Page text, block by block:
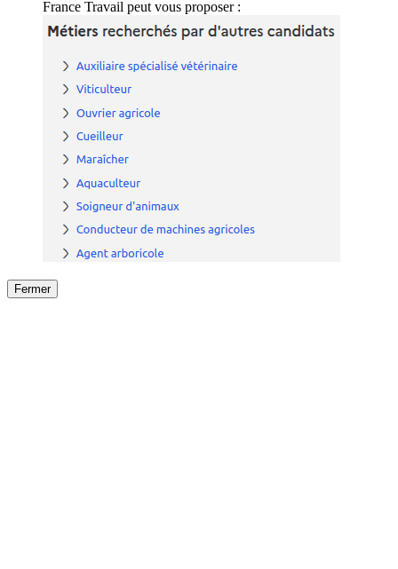
France Travail peut vous proposer :
Fermer